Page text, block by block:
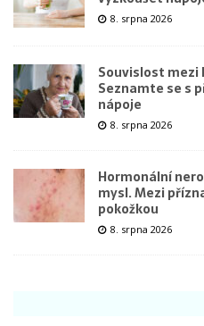
8. srpna 2026
Souvislost mezi
Seznamte se s
nápoje
8. srpna 2026
Hormonální
mysl. Mezi
pokožkou
8. srpna 2026